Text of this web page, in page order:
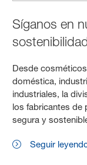
Síganos en
Desde
doméstica,
industriales, la
los fabricantes de
segura y
Seguir